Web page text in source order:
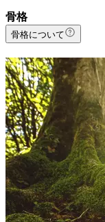
骨格
骨格について